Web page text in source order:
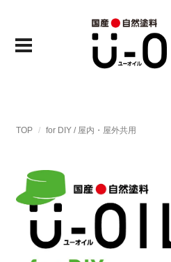
TOP for DIY / 屋内・屋外共用